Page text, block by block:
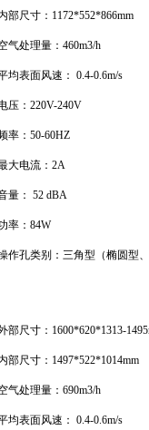
部尺寸：1172*552*866mm
气处理量：460m3/h
均表面风速： 0.4-0.6m/s
压：220V-240V
率：50-60HZ
大电流：2A
量： 52 dBA
率：84W
作孔类别：三角型（椭圆型
部尺寸：1600*620*1313-
部尺寸：1497*522*1014mm
气处理量：690m3/h
均表面风速： 0.4-0.6m/s